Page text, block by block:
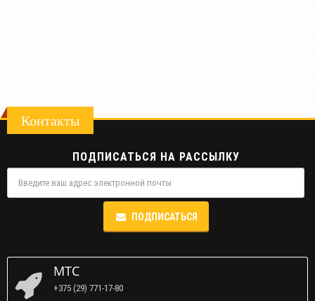
Контакты
ПОДПИСАТЬСЯ НА РАССЫЛКУ
ПОДПИСАТЬСЯ
МТС
+375 (29) 771-17-80